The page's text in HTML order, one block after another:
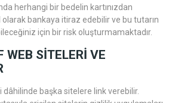
herhangi bir bedelin kartınızdan
bankaya itiraz edebilir ve bu tutarın
için bir risk oluşturmamaktadır.
WEB SİTELERİ VE
başka sitelere link verebilir.